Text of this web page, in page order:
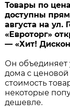
Товары по
доступны
августа на ул.
«Евроторг»
— «Хит!
Он объединяет
дома с
стоимость
некоторые
дешевле.